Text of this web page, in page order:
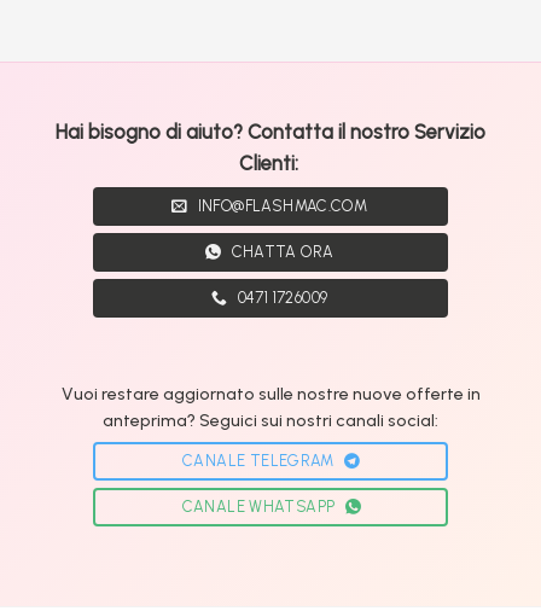
Hai bisogno di aiuto? Contatta il nostro Servizio
Clienti:
INFO@FLASHMAC.COM
CHATTA ORA
0471 1726009
Vuoi restare aggiornato sulle nostre nuove offerte in
anteprima? Seguici sui nostri canali social:
CANALE TELEGRAM
CANALE WHATSAPP